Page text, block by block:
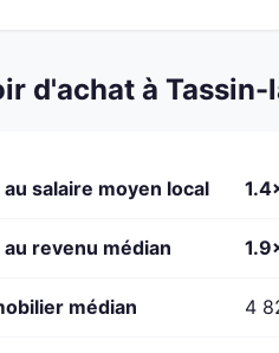
d'achat à
salaire moyen local
au revenu médian
médian 4